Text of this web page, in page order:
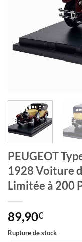
PEUGEOT
1928 Voiture
Limitée à 200
89,90€
Rupture de stock